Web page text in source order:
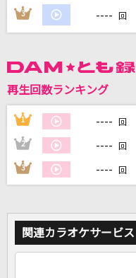
カラオケ
3 ---- 回
再生回数ランキング
1 ---- 回
2 ---- 回
3 ---- 回
関連カラオケサービス